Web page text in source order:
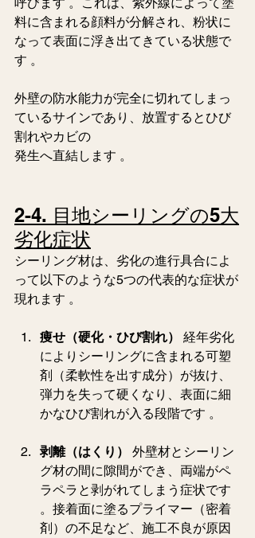
料に含まれる顔料が分解され、粉状に
なって表面に浮き出てきている状態で
す 。
外壁の防水能力が完全に切れてしまっ
ているサインであり、放置するとひび
割れやカビの
発生へ直結します 。
2-4. 目地シーリングの5大
劣化症状
シーリング材は、劣化の進行具合によ
って以下のような5つの代表的な症状が
現れます 。
痩せ（硬化・ひび割れ）
経年劣化
によりシーリングに含まれる可塑
剤（柔軟性を出す成分）が抜け、
弾力を失って硬くなり、表面に細
かなひび割れが入る段階です 。
剥離（はくり）
外壁材とシーリン
グ材の間に隙間ができ、両端がペ
ラペラと剥がれてしまう症状です
。接着面に塗るプライマー（密着
剤）の不足など、施工不良が原因